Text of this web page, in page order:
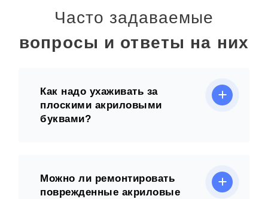
Часто задаваемые
вопросы и ответы на них
Как надо ухаживать за
плоскими акриловыми
буквами?
Можно ли ремонтировать
поврежденные акриловые